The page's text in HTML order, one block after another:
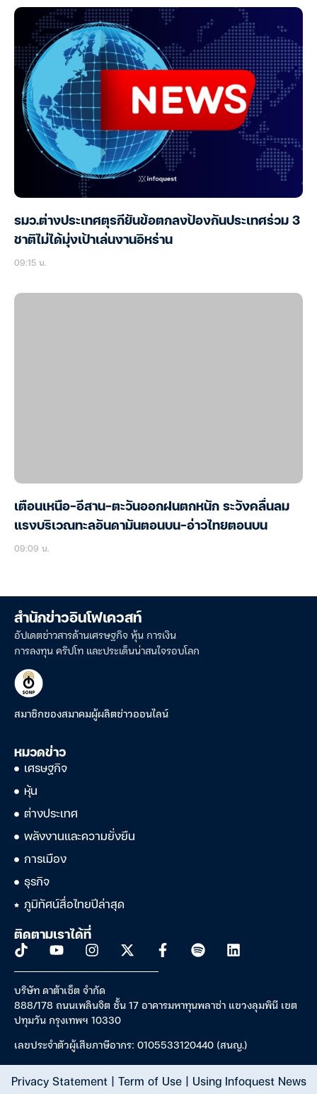
รมว.ต่างประเทศตุรกียันข้อตกลงป้องกันประเทศร่วม 3
ชาติไม่ได้มุ่งเป้าเล่นงานอิหร่าน
09:15 น.
เตือนเหนือ-อีสาน-ตะวันออกฝนตกหนัก ระวังคลื่นลม
แรงบริเวณทะลอันดามันตอนบน-อ่าวไทยตอนบน
09:09 น.
สำนักข่าวอินโฟเควสท์
อัปเดตข่าวสารด้านเศรษฐกิจ หุ้น การเงิน
การลงทุน คริปโท และประเด็นน่าสนใจรอบโลก
สมาชิกของสมาคมผู้ผลิตข่าวออนไลน์
หมวดข่าว
เศรษฐกิจ
หุ้น
ต่างประเทศ
พลังงานและความยั่งยืน
การเมือง
ธุรกิจ
ภูมิทัศน์สื่อไทยปีล่าสุด
ติดตามเราได้ที่
บริษัท ดาต้าเซ็ต จำกัด
888/178 ถนนเพลินจิต ชั้น 17 อาคารมหาทุนพลาซ่า แขวงลุมพินี เขต
ปทุมวัน กรุงเทพฯ 10330
เลขประจำตัวผู้เสียภาษีอากร: 0105533120440 (สนญ.)
Privacy Statement| Term of Use| Using Infoquest News